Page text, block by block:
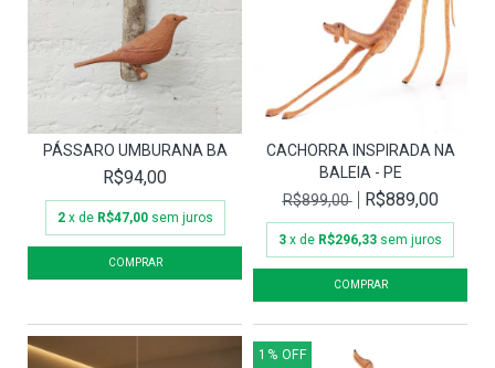
PÁSSARO UMBURANA BA
R$94,00
2 x de R$47,00 sem juros
CACHORRA INSPIRADA NA
BALEIA - PE
R$899,00
R$889,00
3 x de R$296,33 sem juros
1 % OFF